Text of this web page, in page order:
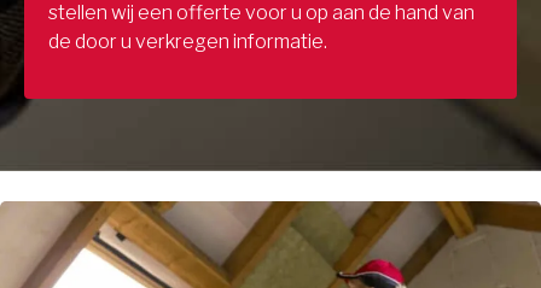
stellen wij een offerte voor u op aan de hand van
de door u verkregen informatie.